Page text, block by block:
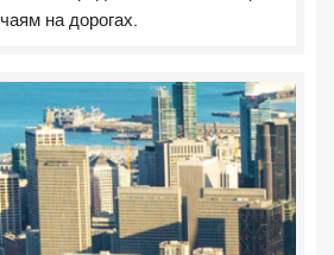
на дорогах.